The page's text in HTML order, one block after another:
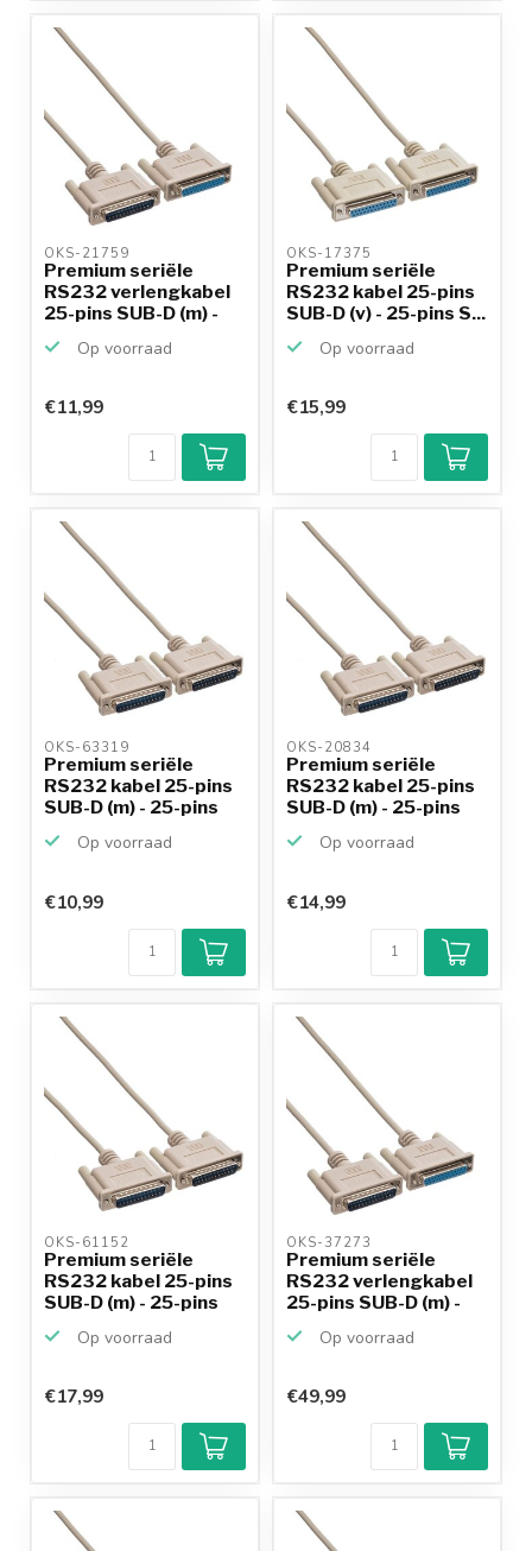
OKS-21759
Premium seriële
RS232 verlengkabel
25-pins SUB-D (m) -
Op voorraad
€11,99
OKS-17375
Premium seriële
RS232 kabel 25-pins
SUB-D (v) - 25-pins S...
Op voorraad
€15,99
OKS-63319
Premium seriële
RS232 kabel 25-pins
SUB-D (m) - 25-pins
Op voorraad
€10,99
OKS-20834
Premium seriële
RS232 kabel 25-pins
SUB-D (m) - 25-pins
Op voorraad
Klantenbeoordeling
9,2/10
Achteraf
betalen mogelijk
€14,99
OKS-61152
Premium seriële
RS232 kabel 25-pins
SUB-D (m) - 25-pins
Op voorraad
€17,99
OKS-37273
Premium seriële
RS232 verlengkabel
25-pins SUB-D (m) -
Op voorraad
€49,99